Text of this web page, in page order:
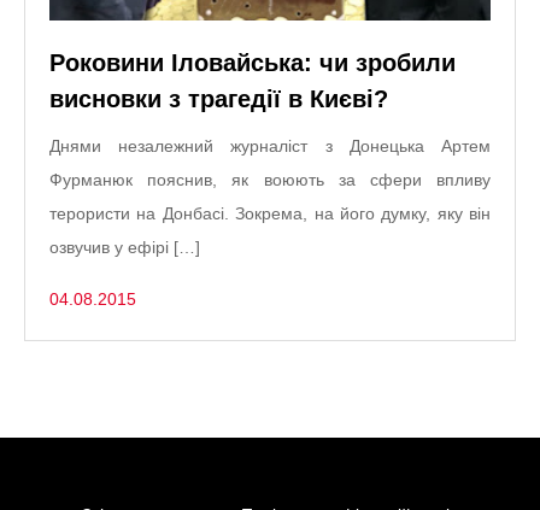
Роковини Іловайська: чи зробили
висновки з трагедії в Києві?
Днями незалежний журналіст з Донецька Артем
Фурманюк пояснив, як воюють за сфери впливу
терористи на Донбасі. Зокрема, на його думку, яку він
озвучив у ефірі […]
04.08.2015